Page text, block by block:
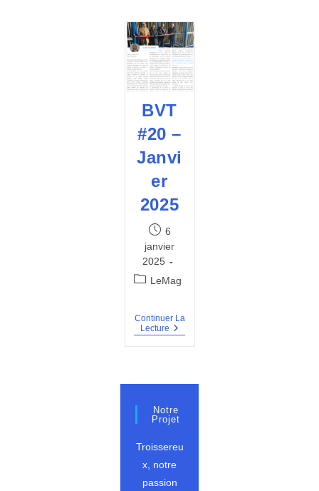
BVT
#20 –
Janvi
er
2025
Publication
publiée :
6
janvier
2025
PostLeMag
Continuer La
Lecture BVT
Notre
Projet
Troissereu
x, notre
passion